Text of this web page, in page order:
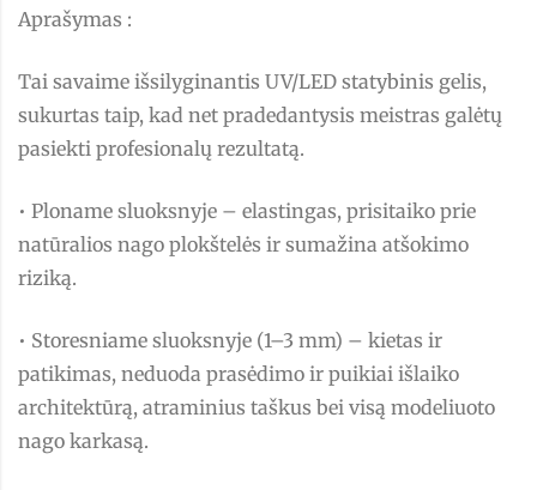
Aprašymas :
Tai savaime išsilyginantis UV/LED statybinis gelis,
sukurtas taip, kad net pradedantysis meistras galėtų
pasiekti profesionalų rezultatą.
• Ploname sluoksnyje – elastingas, prisitaiko prie
natūralios nago plokštelės ir sumažina atšokimo
riziką.
• Storesniame sluoksnyje (1–3 mm) – kietas ir
patikimas, neduoda prasėdimo ir puikiai išlaiko
architektūrą, atraminius taškus bei visą modeliuoto
nago karkasą.